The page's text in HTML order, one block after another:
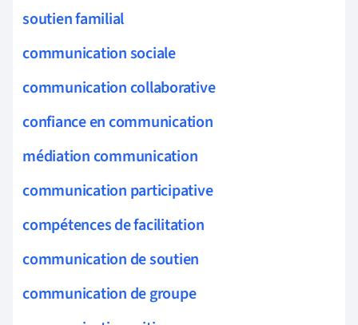
soutien familial
communication sociale
communication collaborative
confiance en communication
médiation communication
communication participative
compétences de facilitation
communication de soutien
communication de groupe